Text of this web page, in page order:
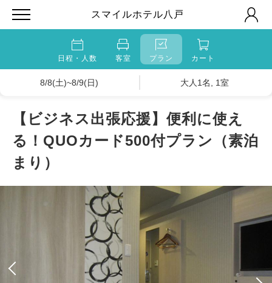
スマイルホテル八戸
日程・人数 客室 プラン カート
8/8(土)~8/9(日) 大人1名, 1室
【ビジネス出張応援】便利に使え
る！QUOカード500付プラン（素泊
まり）